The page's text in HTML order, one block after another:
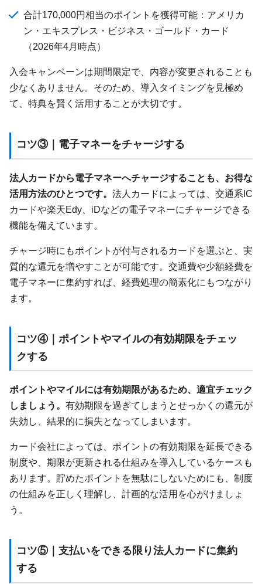
合計170,000円相当のポイントを獲得可能：アメリカ
ン・エキスプレス・ビジネス・ゴールド・カード
（2026年4月時点）
入会キャンペーンは期間限定で、内容が変更されることも
少なくありません。そのため、導入タイミングを見極め
て、特典を賢く活用することが大切です。
コツ③｜電子マネーをチャージする
法人カードから電子マネーへチャージすることも、お得な
活用方法のひとつです。 法人カードによっては、交通系IC
カードや楽天Edy、iDなどの電子マネーにチャージできる
機能を備えています。
チャージ時にもポイントが付与されるカードを選ぶと、実
質的な還元を増やすことが可能です。交通費や少額経費を
電子マネーに集約すれば、経費処理の簡素化にもつながり
ます。
コツ④｜ポイントやマイルの有効期限をチェッ
クする
ポイントやマイルには有効期限があるため、適宜チェック
しましょう。 有効期限を過ぎてしまうとせっかくの還元が
失効し、結果的に損失となってしまいます。
カード会社によっては、ポイントの有効期限を延長できる
制度や、期限が更新される仕組みを導入しているケースも
あります。貯めたポイントを無駄にしないためにも、制度
の仕組みを正しく理解し、計画的な活用を心がけましょ
う。
コツ⑤｜支払いをできる限り法人カードに集約
する